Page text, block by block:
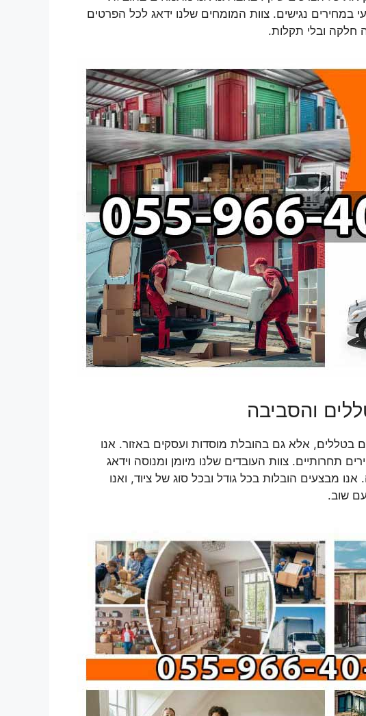
במחירים נגישים. צוות המומחים שלנו ידאג לכל הפרטים
חלקה ובלי תקלות.
והסביבה
אלא גם בהובלת מוסדות ועסקים באזור. אנו
תחרותיים. צוות העובדים שלנו מיומן ומנוסה וידאג
מבצעים הובלות בכל גודל ובכל סוג של ציוד, ואנו
שוב.